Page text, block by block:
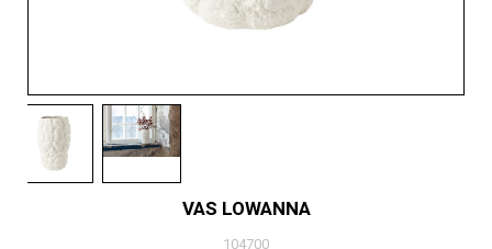
VAS LOWANNA
104700